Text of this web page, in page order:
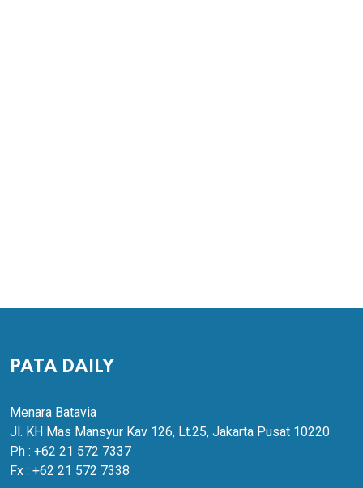
PATA DAILY
Menara Batavia
Jl. KH Mas Mansyur Kav 126, Lt.25, Jakarta Pusat 10220
Ph : +62 21 572 7337
Fx : +62 21 572 7338